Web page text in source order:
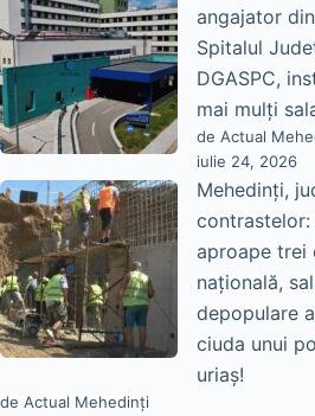
angajator
Spitalul
DGASPC,
mai mulți
de Actual
iulie 24, 2026
Mehedinți,
contrastelor:
aproape trei
națională,
depopulare
ciuda unui
uriaș!
de Actual Mehedinți